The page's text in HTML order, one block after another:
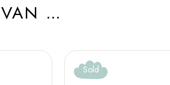
…
Sold